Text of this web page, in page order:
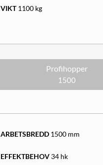
VIKT1100 kg
Profihopper
1500
ARBETSBREDD1500 mm
EFFEKTBEHOV34 hk